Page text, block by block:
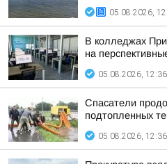
05.08.2026,
В колледжах
на
05.08.2026, 12:36
Спасатели
подтопленных
05.08.2026, 12:36